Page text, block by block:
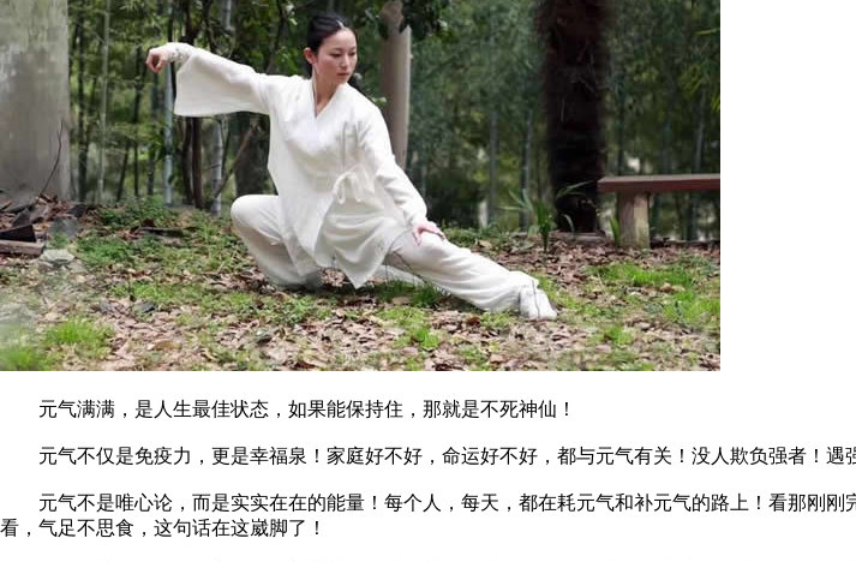
元气满满，是人生最佳状态，如果能保持住，那就是不死神仙！
元气不仅是免疫力，更是幸福泉！家庭好不好，命运好不好，都与元气有关！没人欺负强者！遇
元气不是唯心论，而是实实在在的能量！每个人，每天，都在耗元气和补元气的路上！看那刚刚
看，气足不思食，这句话在这崴脚了！